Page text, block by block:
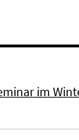
im